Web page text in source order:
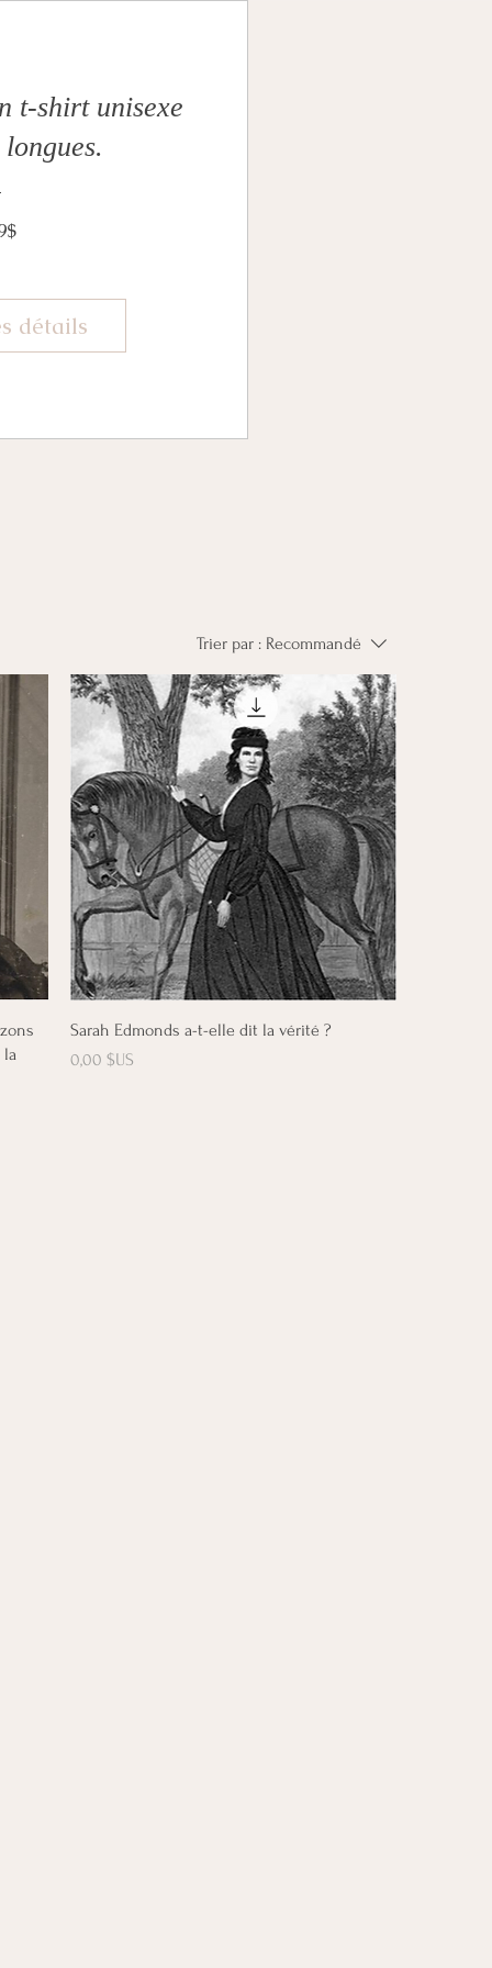
t-shirt unisexe
Prix
détails
Trier par : Recommandé
la
Aperçu rapide
Sarah Edmonds a-t-elle dit la vérité ?
Prix
0,00 $US